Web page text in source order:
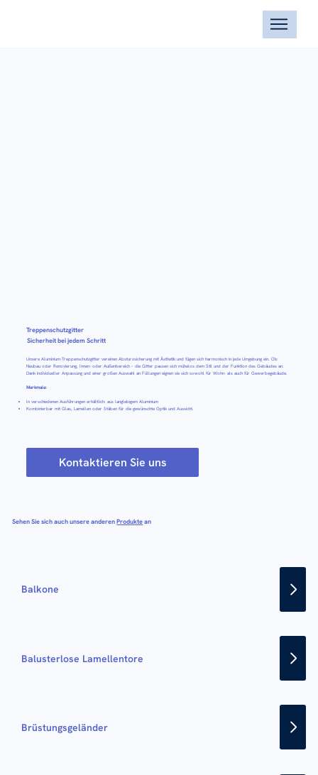
Treppenschutzgitter
Sicherheit bei jedem Schritt
Unsere Aluminium-Treppenschutzgitter vereinen Absturzsicherung mit Ästhetik und fügen sich harmonisch in jede Umgebung ein. Ob
Neubau oder Renovierung, Innen- oder Außenbereich – die Gitter passen sich mühelos dem Stil und der Funktion des Gebäudes an.
Dank individueller Anpassung und einer großen Auswahl an Füllungen eignen sie sich sowohl für Wohn- als auch für Gewerbegebäude.
Merkmale:
In verschiedenen Ausführungen erhältlich: aus langlebigem Aluminium
Kombinierbar mit Glas, Lamellen oder Stäben für die gewünschte Optik und Aussicht.
Kontaktieren Sie uns
Sehen Sie sich auch unsere anderenProduktean
Balkone
Balusterlose Lamellentore
Brüstungsgeländer